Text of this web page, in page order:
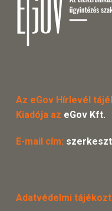
Az eGov Hírlevél
Kiadója az eGov Kft.
E-mail cím:
Adatvédelmi